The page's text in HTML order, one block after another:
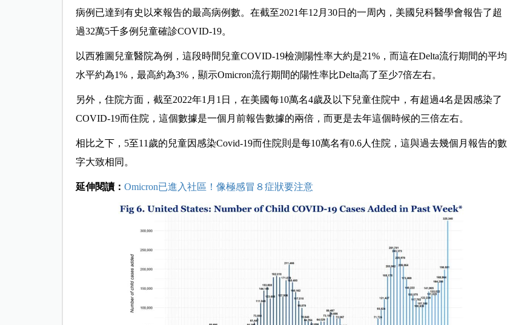
病例已達到有史以來報告的最高病例數。在截至2021年12月30日的一周內，美國兒科醫學會報告了超
過32萬5千多例兒童確診COVID-19。
以西雅圖兒童醫院為例，這段時間兒童COVID-19檢測陽性率大約是21%，而這在Delta流行期間的平均
水平約為1%，最高約為3%，顯示Omicron流行期間的陽性率比Delta高了至少7倍左右。
另外，住院方面，截至2022年1月1日，在美國每10萬名4歲及以下兒童住院中，有超過4名是因感染了
COVID-19而住院，這個數據是一個月前報告數據的兩倍，而更是去年這個時候的三倍左右。
相比之下，5至11歲的兒童因感染Covid-19而住院則是每10萬名有0.6人住院，這與過去幾個月報告的數
字大致相同。
延伸閱讀： Omicron已進入社區！像極感冒８症狀要注意